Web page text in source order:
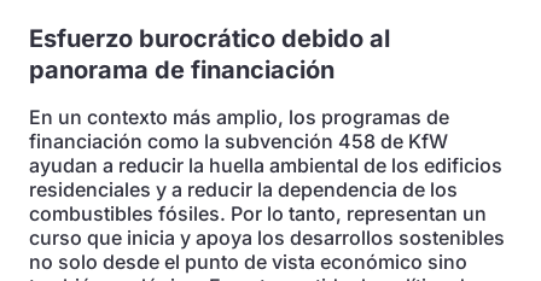
Esfuerzo burocrático debido al
panorama de financiación
En un contexto más amplio, los programas de
financiación como la subvención 458 de KfW
ayudan a reducir la huella ambiental de los edificios
residenciales y a reducir la dependencia de los
combustibles fósiles. Por lo tanto, representan un
curso que inicia y apoya los desarrollos sostenibles
no solo desde el punto de vista económico sino